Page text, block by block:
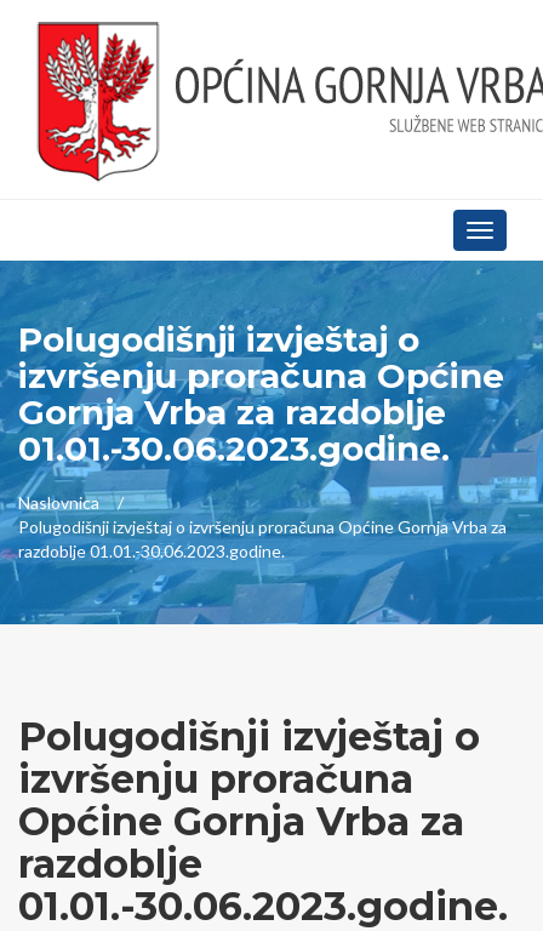
Toggle
Polugodišnji izvještaj o
izvršenju proračuna Općine
Gornja Vrba za razdoblje
01.01.-30.06.2023.godine.
Naslovnica
Polugodišnji izvještaj o izvršenju proračuna Općine Gornja Vrba za
razdoblje 01.01.-30.06.2023.godine.
Polugodišnji izvještaj o
izvršenju proračuna
Općine Gornja Vrba za
razdoblje
01.01.-30.06.2023.godine.